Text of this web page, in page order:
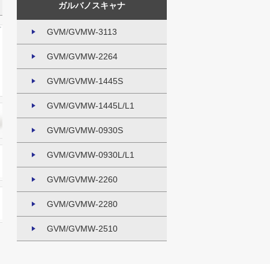
ガルバノスキャナ
GVM/GVMW-3113
GVM/GVMW-2264
GVM/GVMW-1445S
GVM/GVMW-1445L/L1
GVM/GVMW-0930S
GVM/GVMW-0930L/L1
GVM/GVMW-2260
GVM/GVMW-2280
GVM/GVMW-2510